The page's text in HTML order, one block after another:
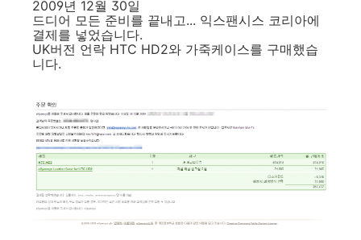
2009년 12월 30일
드디어 모든 준비를 끝내고... 익스팬시스 코리아에
결제를 넣었습니다.
UK버전 언락 HTC HD2와 가죽케이스를 구매했습
니다.